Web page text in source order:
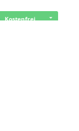
Kostenfrei